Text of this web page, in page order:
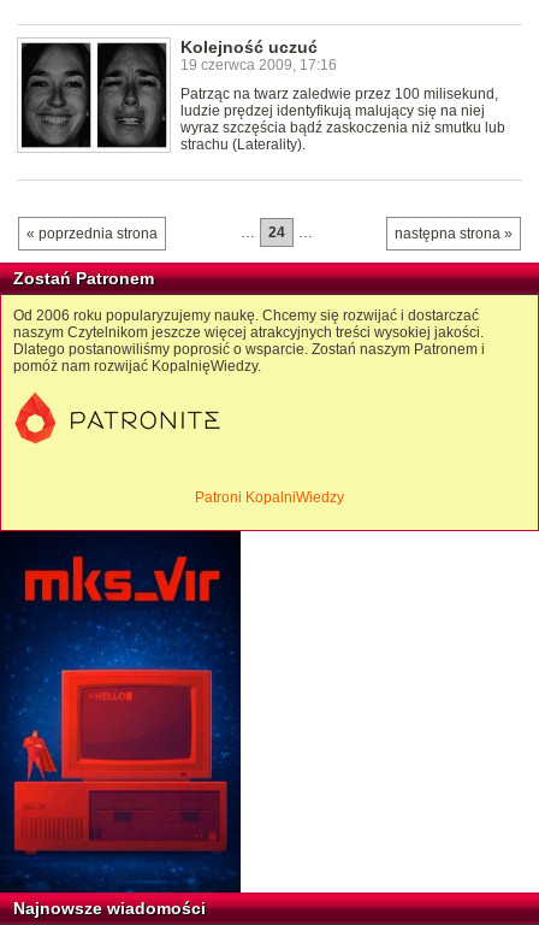
Kolejność uczuć
19 czerwca 2009, 17:16
Patrząc na twarz zaledwie przez 100 milisekund,
ludzie prędzej identyfikują malujący się na niej
wyraz szczęścia bądź zaskoczenia niż smutku lub
strachu (Laterality).
« poprzednia strona następna strona »
… 24 …
Zostań Patronem
Od 2006 roku popularyzujemy naukę. Chcemy się rozwijać i dostarczać
naszym Czytelnikom jeszcze więcej atrakcyjnych treści wysokiej jakości.
Dlatego postanowiliśmy poprosić o wsparcie. Zostań naszym Patronem i
pomóż nam rozwijać KopalnięWiedzy.
Patroni KopalniWiedzy
Najnowsze wiadomości